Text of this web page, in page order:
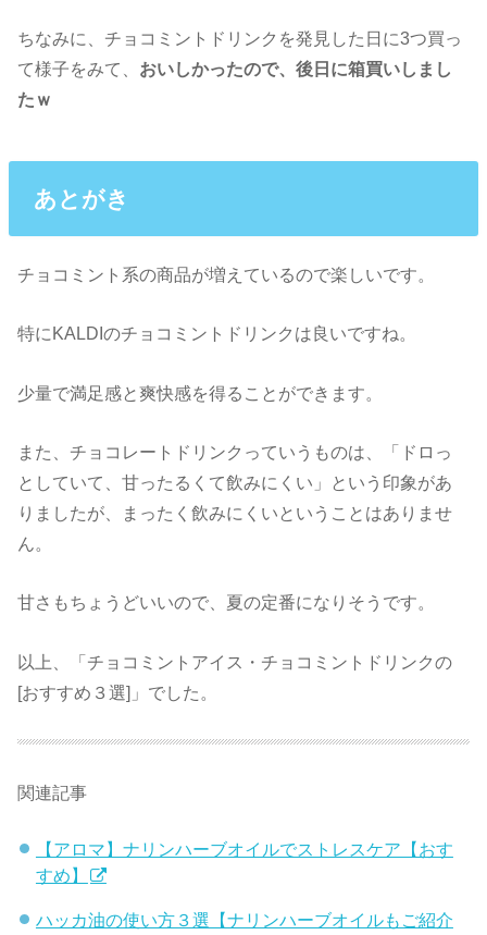
ちなみに、チョコミントドリンクを発見した日に3つ買っ
て様子をみて、 おいしかったので、後日に箱買いしまし
たｗ
あとがき
チョコミント系の商品が増えているので楽しいです。
特にKALDIのチョコミントドリンクは良いですね。
少量で満足感と爽快感を得ることができます。
また、チョコレートドリンクっていうものは、「ドロっ
としていて、甘ったるくて飲みにくい」という印象があ
りましたが、まったく飲みにくいということはありませ
ん。
甘さもちょうどいいので、夏の定番になりそうです。
以上、「チョコミントアイス・チョコミントドリンクの
[おすすめ３選]」でした。
関連記事
【アロマ】ナリンハーブオイルでストレスケア【おす
すめ】
ハッカ油の使い方３選【ナリンハーブオイルもご紹介